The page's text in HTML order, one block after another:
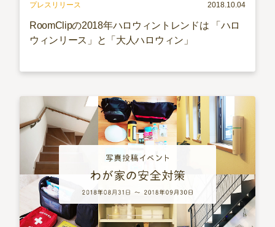
プレスリリース 2018.10.04
RoomClipの2018年ハロウィントレンドは 「ハロ
ウィンリース」と「大人ハロウィン」